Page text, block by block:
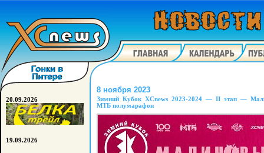
8 ноября 2023
Зимний Кубок XCnews 2023-2024 — II этап —
МТБ полумарафон
20.09.2026
19.09.2026